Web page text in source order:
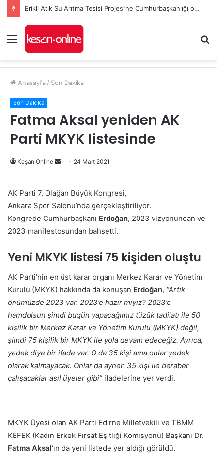
Erikli Atık Su Arıtma Tesisi Projesi’ne Cumhurbaşkanlığı onayı
Menü
...
Anasayfa / Son Dakika
Son Dakika
Fatma Aksal yeniden AK
Parti MKYK listesinde
Keşan Online
Bir
göndermek
24 Mart 2021
AK Parti 7. Olağan Büyük Kongresi,
Ankara Spor Salonu’nda gerçekleştiriliyor.
Kongrede Cumhurbaşkanı Erdoğan, 2023 vizyonundan ve
2023 manifestosundan bahsetti.
Yeni MKYK listesi 75 kişiden oluştu
AK Parti’nin en üst karar organı Merkez Karar ve Yönetim
Kurulu (MKYK) hakkında da konuşan Erdoğan, “Artık
önümüzde 2023 var. 2023’e hazır mıyız? 2023’e
hamdolsun şimdi bugün yapacağımız tüzük tadilatı ile 50
kişilik bir Merkez Karar ve Yönetim Kurulu (MKYK) değil,
şimdi 75 kişilik bir MKYK ile yola devam edeceğiz. Ayrıca,
yedek diye bir ifade var. O da 35 kişi ama onlar yedek
olarak kalmayacak. Onlar da aynen 35 kişi ile beraber
çalışacaklar asıl üyeler gibi” ifadelerine yer verdi.
MKYK Üyesi olan AK Parti Edirne Milletvekili ve TBMM
KEFEK (Kadın Erkek Fırsat Eşitliği Komisyonu) Başkanı Dr.
Fatma Aksal‘ın da yeni listede yer aldığı görüldü.